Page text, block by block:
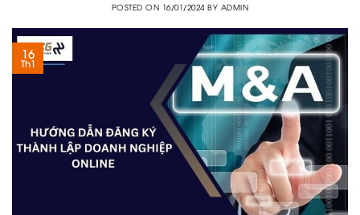
POSTED ON 16/01/2024BY ADMIN
16
Th1